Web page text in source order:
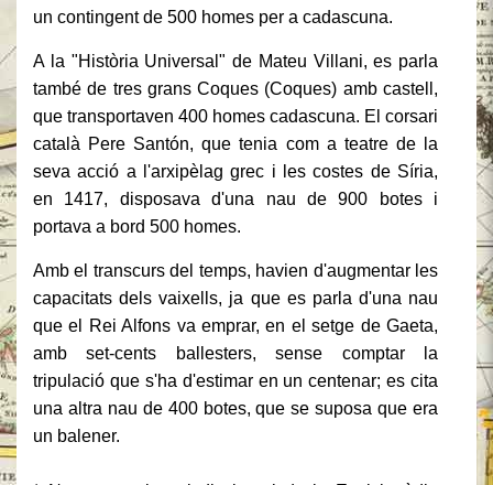
un contingent de 500 homes per a cadascuna.
A la "Història Universal" de Mateu Villani, es parla
també de tres grans Coques (Coques) amb castell,
que transportaven 400 homes cadascuna. El corsari
català Pere Santón, que tenia com a teatre de la
seva acció a l'arxipèlag grec i les costes de Síria,
en 1417, disposava d'una nau de 900 botes i
portava a bord 500 homes.
Amb el transcurs del temps, havien d'augmentar les
capacitats dels vaixells, ja que es parla d'una nau
que el Rei Alfons va emprar, en el setge de Gaeta,
amb set-cents ballesters, sense comptar la
tripulació que s'ha d'estimar en un centenar; es cita
una altra nau de 400 botes, que se suposa que era
un balener.